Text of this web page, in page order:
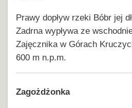
Prawy dopływ rzeki Bóbr jej
Zadrna wypływa ze
Zajęcznika w Górach
600 m n.p.m.
Zagożdżonka